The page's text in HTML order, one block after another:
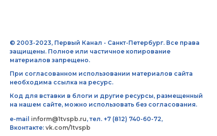
© 2003-2023, Первый Канал - Санкт-Петербург. Все права
защищены. Полное или частичное копирование
материалов запрещено.
При согласованном использовании материалов сайта
необходима ссылка на ресурс.
Код для вставки в блоги и другие ресурсы, размещенный
на нашем сайте, можно использовать без согласования.
e-mail inform@1tvspb.ru, тел. +7 (812) 740-60-72,
Вконтакте: vk.com/1tvspb